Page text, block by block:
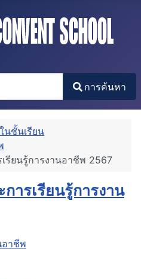
characters for results.
การค้นหา
นชั้นเรียน
รียนรู้การงานอาชีพ 2567
ารเรียนรู้การงาน
อาชีพ